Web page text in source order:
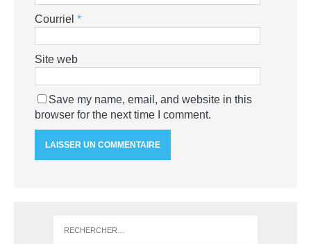
Courriel *
Site web
Save my name, email, and website in this
browser for the next time I comment.